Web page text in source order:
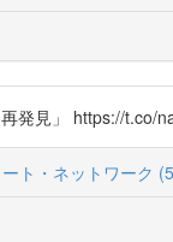
発見」 https://t.co/
ート・ネットワーク